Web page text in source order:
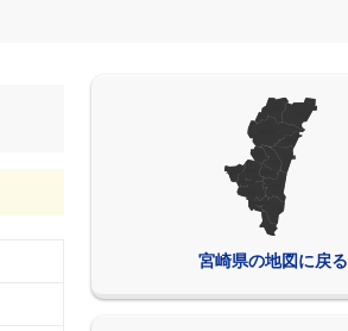
宮崎県の地図に戻る